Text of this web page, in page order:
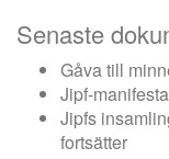
Senaste
Gåva till
Jipf-
Jipfs
fortsätter